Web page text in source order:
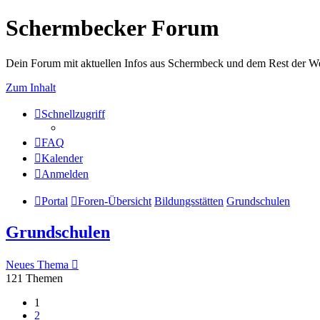
Schermbecker Forum
Dein Forum mit aktuellen Infos aus Schermbeck und dem Rest der
Zum Inhalt
Schnellzugriff
FAQ
Kalender
Anmelden
Portal Foren-Übersicht Bildungsstätten Grundschulen
Grundschulen
Neues Thema
121 Themen
1
2